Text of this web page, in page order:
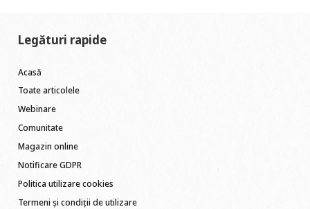
Legături rapide
Acasă
Toate articolele
Webinare
Comunitate
Magazin online
Notificare GDPR
Politica utilizare cookies
Termeni și condiții de utilizare